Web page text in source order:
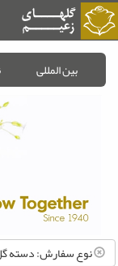
بین المللی
نوع سفارش: دسته